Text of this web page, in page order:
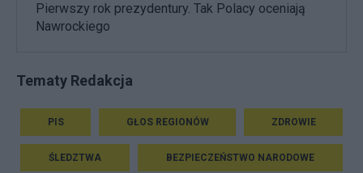
Pierwszy rok prezydentury. Tak Polacy oceniają
Nawrockiego
Tematy Redakcja
PIS GŁOS REGIONÓW ZDROWIE
ŚLEDZTWA BEZPIECZEŃSTWO NARODOWE